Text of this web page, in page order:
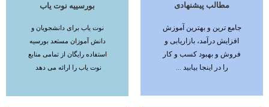
مطالب پیشنهادی
جامع ترین و بهترین آموزش
افزایش درآمد، بازاریابی و
فروش و بهبود کسب و کار
را در اینجا بیابید ...
ادامه مطلب بورسییه نوت یاب
نوت یاب برای دانشجویان و
دانش آموزان مستعد بورسیه
استفاده رایگان از تمامی منابع
نوت یاب را ارائه می دهد
ادامه مطلب